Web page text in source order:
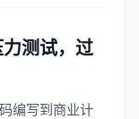
测试，过
编写到商业计